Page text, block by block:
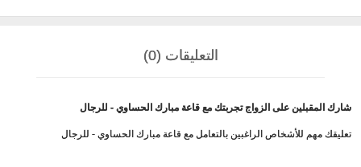
التعليقات (0)
شارك المقبلين على الزواج تجربتك مع قاعة مبارك الحساوي - للرجال
تعليقك مهم للأشخاص الراغبين بالتعامل مع قاعة مبارك الحساوي - للرجال